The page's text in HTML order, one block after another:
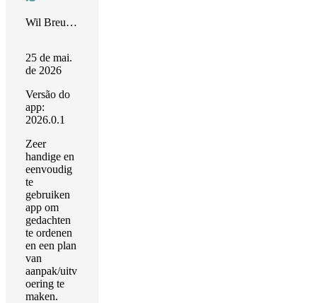
Wil Breuker
25 de mai.
de 2026
Versão do
app:
2026.0.1
Zeer
handige en
eenvoudig
te
gebruiken
app om
gedachten
te ordenen
en een plan
van
aanpak/uitv
oering te
maken.